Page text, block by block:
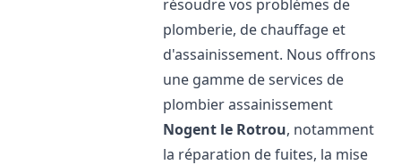
résoudre vos problèmes de
plomberie, de chauffage et
d'assainissement. Nous offrons
une gamme de services de
plombier assainissement
Nogent le Rotrou, notamment
la réparation de fuites, la mise